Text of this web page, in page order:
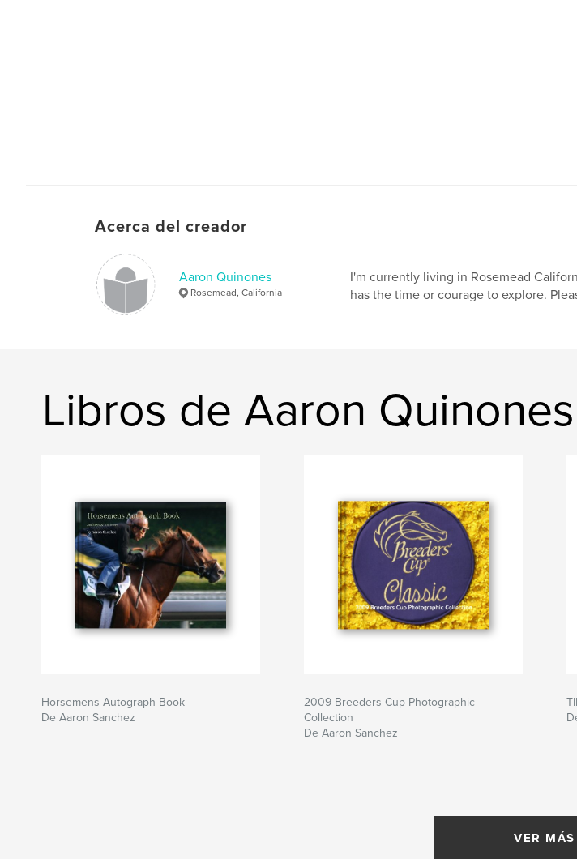
Acerca del creador
Aaron Quinones
Rosemead, California
I'm currently living in Rosemead
has the time or courage to explore.
Libros de Aaron Quinones
Horsemens Autograph Book
De Aaron Sanchez
2009 Breeders Cup Photographic
Collection
De Aaron Sanchez
VER MÁS